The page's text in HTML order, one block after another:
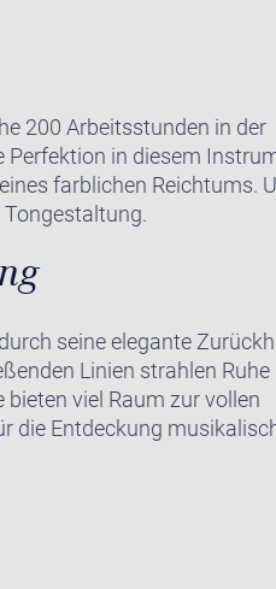
200 Arbeitsstunden in der
Perfektion in diesem
farblichen Reichtums.
seine elegante
Linien strahlen Ruhe
viel Raum zur vollen
die Entdeckung